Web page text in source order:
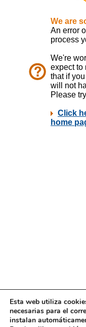
Esta web utiliza
necesarias para el
instalan